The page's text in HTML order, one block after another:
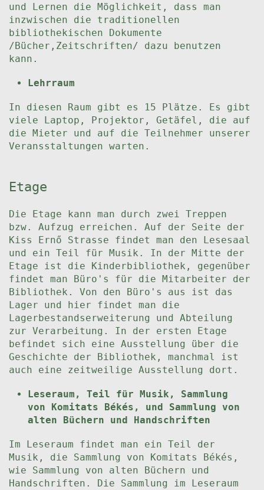
und Lernen die Möglichkeit, dass man
inzwischen die traditionellen
bibliothekischen Dokumente
/Bücher,Zeitschriften/ dazu benutzen
kann.
Lehrraum
In diesen Raum gibt es 15 Plätze. Es gibt
viele Laptop, Projektor, Getäfel, die auf
die Mieter und auf die Teilnehmer unserer
Veransstaltungen warten.
Etage
Die Etage kann man durch zwei Treppen
bzw. Aufzug erreichen. Auf der Seite der
Kiss Ernő Strasse findet man den Lesesaal
und ein Teil für Musik. In der Mitte der
Etage ist die Kinderbibliothek, gegenüber
findet man Büro's für die Mitarbeiter der
Bibliothek. Von den Büro's aus ist das
Lager und hier findet man die
Lagerbestandserweiterung und Abteilung
zur Verarbeitung. In der ersten Etage
befindet sich eine Ausstellung über die
Geschichte der Bibliothek, manchmal ist
auch eine zeitweilige Ausstellung dort.
Leseraum, Teil für Musik, Sammlung
von Komitats Békés, und Sammlung von
alten Büchern und Handschriften
Im Leseraum findet man ein Teil der
Musik, die Sammlung von Komitats Békés,
wie Sammlung von alten Büchern und
Handschriften. Die Sammlung im Leseraum